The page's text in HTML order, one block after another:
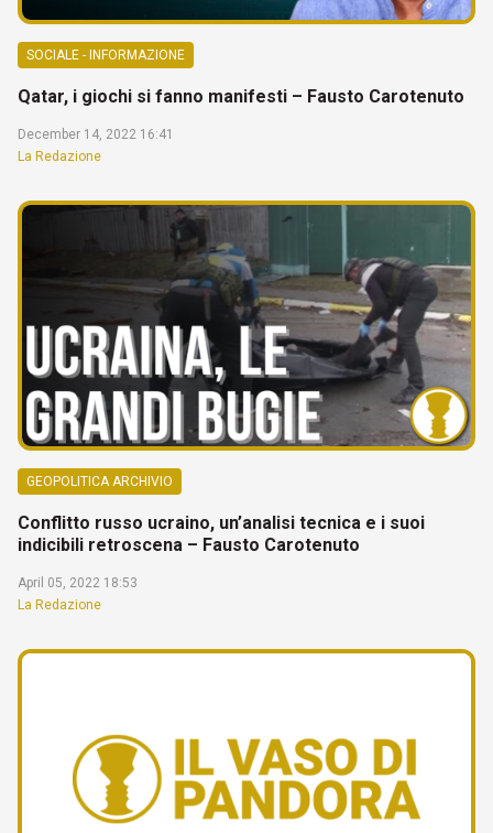
SOCIALE - INFORMAZIONE
Qatar, i giochi si fanno manifesti – Fausto Carotenuto
December 14, 2022 16:41
La Redazione
GEOPOLITICA ARCHIVIO
Conflitto russo ucraino, un’analisi tecnica e i suoi
indicibili retroscena – Fausto Carotenuto
April 05, 2022 18:53
La Redazione